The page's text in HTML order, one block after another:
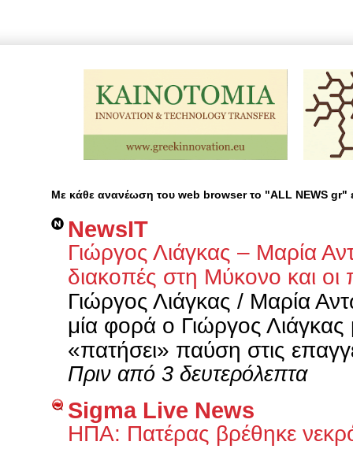
Με κάθε ανανέωση του web browser το "ALL NEWS gr"
NewsIT
Γιώργος Λιάγκας – Μαρία
διακοπές στη Μύκονο και οι
Γιώργος Λιάγκας / Μαρία
μία φορά ο Γιώργος
«πατήσει» παύση στις
Πριν από 3 δευτερόλεπτα
Sigma Live News
ΗΠΑ: Πατέρας βρέθηκε